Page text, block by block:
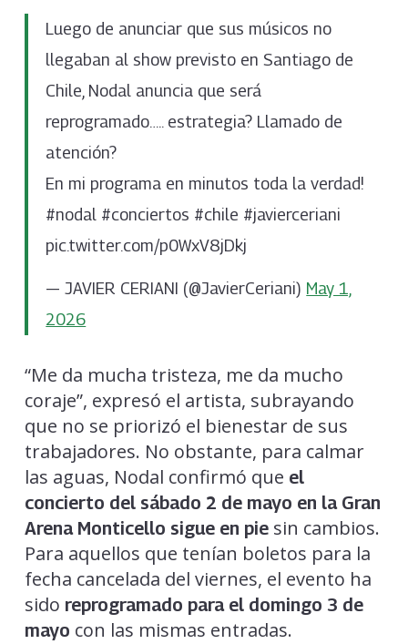
Luego de anunciar que sus músicos no
llegaban al show previsto en Santiago de
Chile, Nodal anuncia que será
reprogramado….. estrategia? Llamado de
atención?
En mi programa en minutos toda la verdad!
#nodal #conciertos #chile #javierceriani
pic.twitter.com/p0WxV8jDkj
— JAVIER CERIANI (@JavierCeriani) May 1,
2026
“Me da mucha tristeza, me da mucho
coraje”, expresó el artista, subrayando
que no se priorizó el bienestar de sus
trabajadores. No obstante, para calmar
las aguas, Nodal confirmó que el
concierto del sábado 2 de mayo en la Gran
Arena Monticello sigue en piesin cambios.
Para aquellos que tenían boletos para la
fecha cancelada del viernes, el evento ha
sido reprogramado para el domingo 3 de
mayo con las mismas entradas.